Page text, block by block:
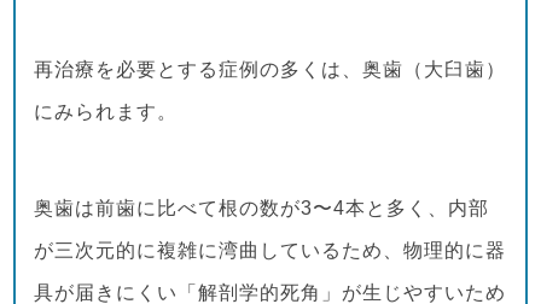
再治療を必要とする症例の多くは、奥歯（大臼歯）
にみられます。
奥歯は前歯に比べて根の数が3〜4本と多く、内部
が三次元的に複雑に湾曲しているため、物理的に器
具が届きにくい「解剖学的死角」が生じやすいため